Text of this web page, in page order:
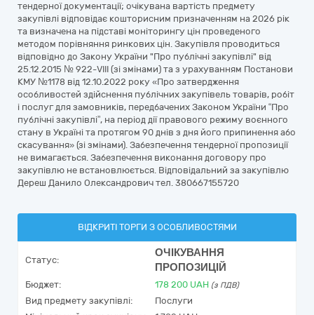
тендерної документації; очікувана вартість предмету
закупівлі відповідає кошторисним призначенням на 2026 рік
та визначена на підставі моніторингу цін проведеного
методом порівняння ринкових цін. Закупівля проводиться
відповідно до Закону України "Про публічні закупівлі" від
25.12.2015 № 922-VIII (зі змінами) та з урахуванням Постанови
КМУ №1178 від 12.10.2022 року «Про затвердження
особливостей здійснення публічних закупівель товарів, робіт
і послуг для замовників, передбачених Законом України “Про
публічні закупівлі”, на період дії правового режиму воєнного
стану в Україні та протягом 90 днів з дня його припинення або
скасування» (зі змінами). Забезпечення тендерної пропозиції
не вимагається. Забезпечення виконання договору про
закупівлю не встановлюється. Відповідальний за закупівлю
Дереш Данило Олександрович тел. 380667155720
ВІДКРИТІ ТОРГИ З ОСОБЛИВОСТЯМИ
Статус:
ОЧІКУВАННЯ
ПРОПОЗИЦІЙ
Бюджет: 178 200 UAH (з ПДВ)
Вид предмету закупівлі:
Послуги